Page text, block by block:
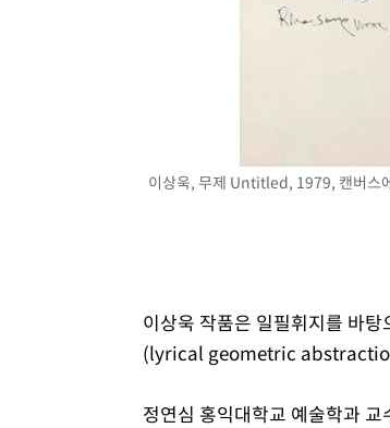
이상욱, 무제 Untitled, 1979, 캔버스
이상욱 작품은 일필휘지를 바
(lyrical geometric
정연심 홍익대학교 예술학과